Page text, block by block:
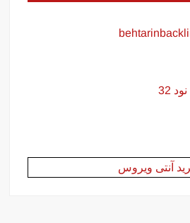
32
آنتی ویروس